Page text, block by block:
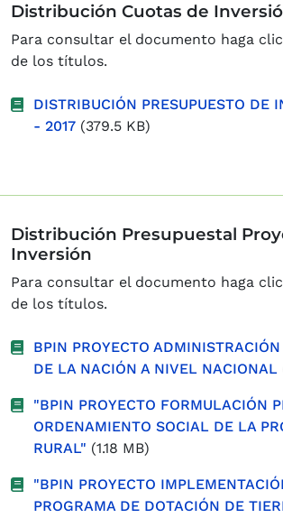
Distribución Cuotas de
Para consultar el documento haga
de los títulos.
DISTRIBUCIÓN PRESUPUESTO DE
- 2017 (379.5 KB)
Distribución Presupuestal
Inversión
Para consultar el documento haga
de los títulos.
BPIN PROYECTO
DE LA NACIÓN A NIVEL NACIONAL
"BPIN PROYECTO FORMULACIÓN
ORDENAMIENTO SOCIAL DE LA
RURAL" (1.18 MB)
"BPIN PROYECTO
PROGRAMA DE DOTACIÓN DE